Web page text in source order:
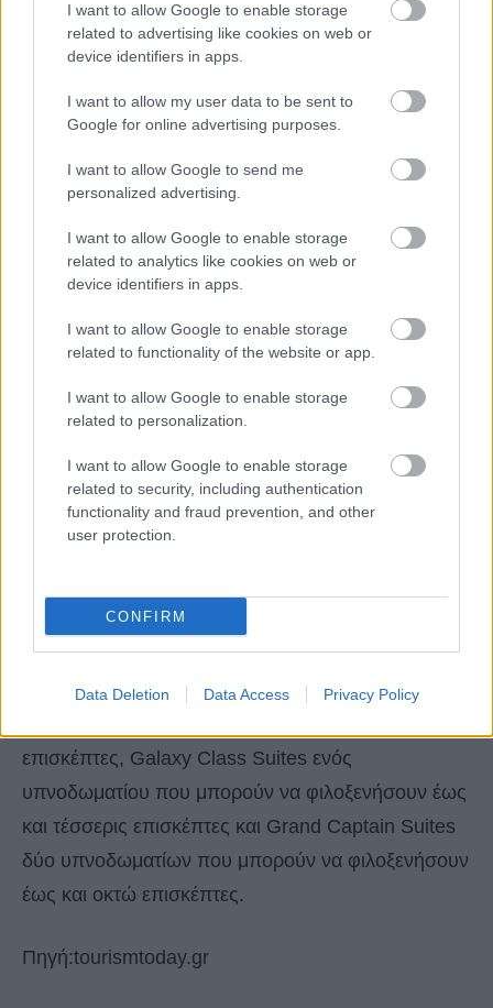
I want to allow Google to enable storage
related to advertising like cookies on web or
device identifiers in apps.
I want to allow my user data to be sent to
Google for online advertising purposes.
I want to allow Google to send me
personalized advertising.
I want to allow Google to enable storage
related to analytics like cookies on web or
device identifiers in apps.
I want to allow Google to enable storage
related to functionality of the website or app.
I want to allow Google to enable storage
related to personalization.
I want to allow Google to enable storage
related to security, including authentication
functionality and fraud prevention, and other
user protection.
CONFIRM
Data Deletion Data Access Privacy Policy
Να πολεμήσουν για την Αντίσταση των
ανταρτών.
Nα εκπαιδευτούν ως Τζεντάι.
Nα πολεμήσουν στο πλευρό του Πρώτου
Τάγματος.
Να αποφύγουν τις αρχές ως λαθρέμποροι.
Η Disney αποκάλυψε δείγμα τιμών για το Star
δύο διανυκτερεύσεων για μια τετραμελή οικογένεια
που ξεκινά από περίπου 6.000 $.
Οι κατηγορίες δωματίων περιλαμβάνουν τυπικές
επισκέπτες, Galaxy Class Suites ενός
υπνοδωματίου που μπορούν να φιλοξενήσουν έως
και τέσσερις επισκέπτες και Grand Captain Suites
δύο υπνοδωματίων που μπορούν να φιλοξενήσουν
έως και οκτώ επισκέπτες.
Πηγή:tourismtoday.gr